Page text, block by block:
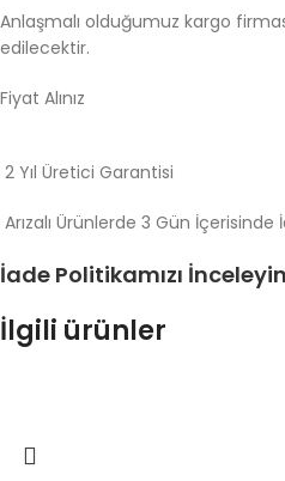
Anlaşmalı olduğumuz kargo
edilecektir.
Fiyat Alınız
2 Yıl Üretici Garantisi
Arızalı Ürünlerde 3 Gün İçerisinde
İade Politikamızı
İlgili ürünler